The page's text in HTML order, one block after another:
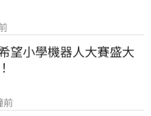
望小學機器人大賽盛大
前